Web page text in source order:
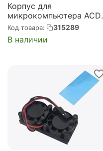
Корпус для
микрокомпьютера ACD
Black Metal Aluminum
Case with Double Fans for
Raspberry Pi 4B (RA503)
Код товара: 315289
В наличии